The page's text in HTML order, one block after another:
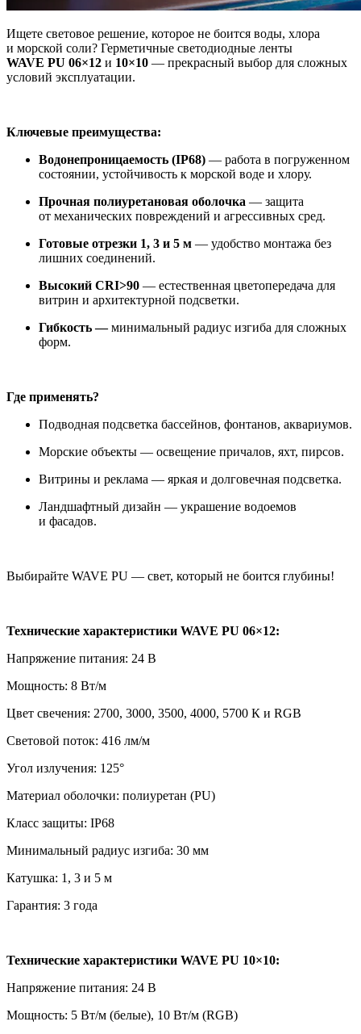
Ищете световое решение, которое не боится воды, хлора
и морской соли? Герметичные светодиодные ленты
WAVE PU 06×12 и 10×10 — прекрасный выбор для сложных
условий эксплуатации.
Ключевые преимущества:
Водонепроницаемость (IP68) — работа в погруженном
состоянии, устойчивость к морской воде и хлору.
Прочная полиуретановая оболочка — защита
от механических повреждений и агрессивных сред.
Готовые отрезки 1, 3 и 5 м — удобство монтажа без
лишних соединений.
Высокий CRI>90 — естественная цветопередача для
витрин и архитектурной подсветки.
Гибкость —минимальный радиус изгиба для сложных
форм.
Где применять?
Подводная подсветка бассейнов, фонтанов, аквариумов.
Морские объекты — освещение причалов, яхт, пирсов.
Витрины и реклама — яркая и долговечная подсветка.
Ландшафтный дизайн — украшение водоемов
и фасадов.
Выбирайте WAVE PU — свет, который не боится глубины!
Технические характеристики WAVE PU 06×12:
Напряжение питания: 24 В
Мощность: 8 Вт/м
Цвет свечения: 2700, 3000, 3500, 4000, 5700 К и RGB
Световой поток: 416 лм/м
Угол излучения: 125°
Материал оболочки: полиуретан (PU)
Класс защиты: IP68
Минимальный радиус изгиба: 30 мм
Катушка: 1, 3 и 5 м
Гарантия: 3 года
Технические характеристики WAVE PU 10×10:
Напряжение питания: 24 В
Мощность: 5 Вт/м (белые), 10 Вт/м (RGB)